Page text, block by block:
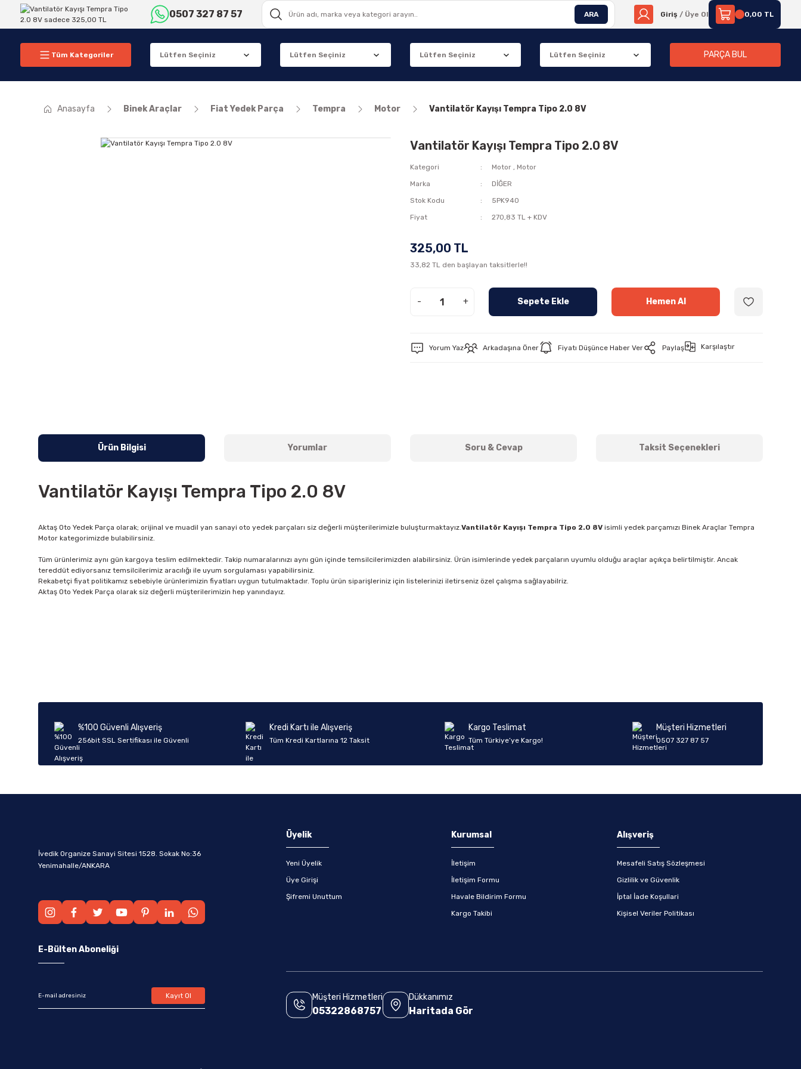
0507 327 87 57 ARA Giriş / Üye Ol 0,00 TL
Tüm Kategoriler PARÇA BUL
Anasayfa Binek Araçlar Fiat Yedek Parça Tempra Motor Vantilatör Kayışı Tempra Tipo 2.0 8V
Vantilatör Kayışı Tempra Tipo 2.0 8V
Kategori Motor , Motor
Marka
DİĞER
Stok Kodu
5PK940
Fiyat
270,83 TL + KDV
325,00 TL
33,82 TL den başlayan taksitlerle!!
- + Sepete Ekle Hemen Al
Yorum Yaz Arkadaşına Öner Fiyatı Düşünce Haber Ver Paylaş Karşılaştır
Ürün Bilgisi Yorumlar Soru & Cevap Taksit Seçenekleri
Vantilatör Kayışı Tempra Tipo 2.0 8V
Aktaş Oto Yedek Parça olarak; orijinal ve muadil yan sanayi oto yedek parçaları siz değerli müşterilerimizle buluşturmaktayız.Vantilatör Kayışı Tempra Tipo 2.0 8V isimli yedek parçamızı Binek Araçlar Tempra
Motor kategorimizde bulabilirsiniz.
Tüm ürünlerimiz aynı gün kargoya teslim edilmektedir. Takip numaralarınızı aynı gün içinde temsilcilerimizden alabilirsiniz. Ürün isimlerinde yedek parçaların uyumlu olduğu araçlar açıkça belirtilmiştir. Ancak
tereddüt ediyorsanız temsilcilerimiz aracılığı ile uyum sorgulaması yapabilirsiniz.
Rekabetçi fiyat politikamız sebebiyle ürünlerimizin fiyatları uygun tutulmaktadır. Toplu ürün siparişleriniz için listelerinizi iletirseniz özel çalışma sağlayabilriz.
Aktaş Oto Yedek Parça olarak siz değerli müşterilerimizin hep yanındayız.
%100 Güvenli Alışveriş
256bit SSL Sertifikası ile Güvenli
Kredi Kartı ile Alışveriş
Tüm Kredi Kartlarına 12 Taksit
Kargo Teslimat
Tüm Türkiye’ye Kargo!
Müşteri Hizmetleri
0507 327 87 57
İvedik Organize Sanayi Sitesi 1528. Sokak No:36
Yenimahalle/ANKARA
Üyelik
Yeni Üyelik
Üye Girişi
Şifremi Unuttum
Kurumsal
İletişim
İletişim Formu
Havale Bildirim Formu
Kargo Takibi
Alışveriş
Mesafeli Satış Sözleşmesi
Gizlilik ve Güvenlik
İptal İade Koşullari
Kişisel Veriler Politikası
E-Bülten Aboneliği
Kayıt Ol Müşteri Hizmetleri
05322868757
Dükkanımız
Haritada Gör